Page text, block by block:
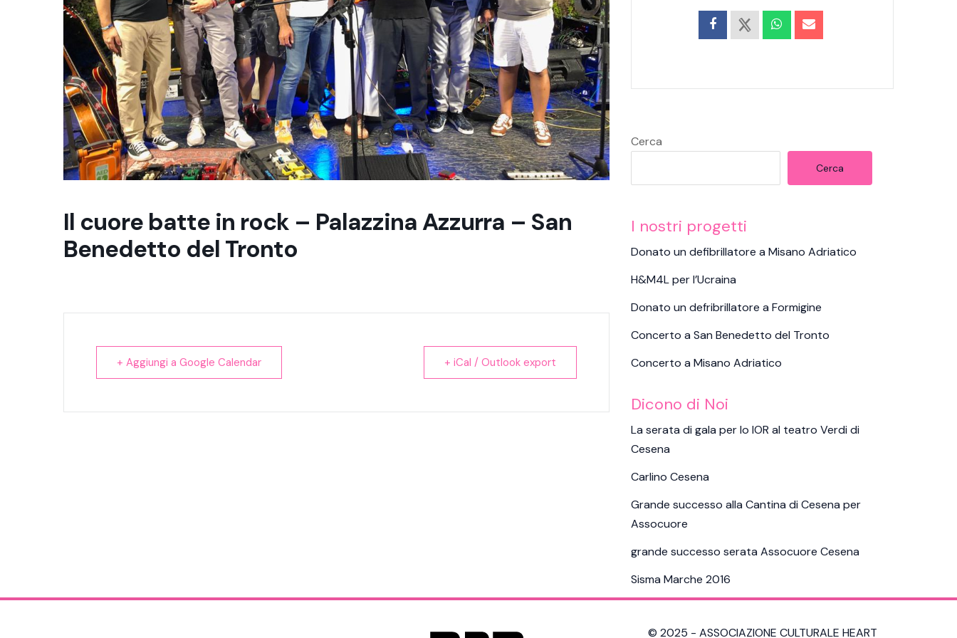
Il cuore batte in rock – Palazzina Azzurra – San
Benedetto del Tronto
+ Aggiungi a Google Calendar + iCal / Outlook export
Cerca
Cerca
I nostri progetti
Donato un defibrillatore a Misano Adriatico
H&M4L per l’Ucraina
Donato un defribrillatore a Formigine
Concerto a San Benedetto del Tronto
Concerto a Misano Adriatico
Dicono di Noi
La serata di gala per lo IOR al teatro Verdi di
Cesena
Carlino Cesena
Grande successo alla Cantina di Cesena per
Assocuore
grande successo serata Assocuore Cesena
Sisma Marche 2016
© 2025 - ASSOCIAZIONE CULTURALE HEART